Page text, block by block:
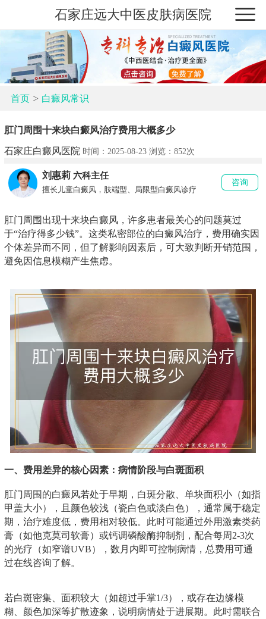
石家庄远大中医皮肤病医院
首页> 白癜风常识
肛门周围十来块白癜风治疗费用大概多少
石家庄白癜风医院 时间：2025-08-23 浏览： 852次
刘惠莉 六科主任
擅长儿童白癜风，肢端型、局限型白癜风诊疗
咨询
肛门周围出现十来块白癜风，许多患者最关心的问题莫过
于“治疗得多少钱”。这类私密部位的白癜风治疗，费用确实因
个体差异而不同，但了解影响因素后，可大致判断开销范围，
避免因信息模糊产生焦虑。
一、费用差异的核心因素：病情阶段与白斑面积
肛门周围的白癜风若处于早期，白斑分散、单块面积小（如指
甲盖大小），且颜色较浅（瓷白色或淡白色），通常属于稳定
期，治疗难度低，费用相对较低。此时可能通过外用激素类药
膏（如他克莫司软膏）或钙调磷酸酶抑制剂，配合每周2-3次
的光疗（如窄谱UVB），数月内即可控制病情，总费用可通
过在线咨询了解。
若白斑密集、面积较大（如超过手掌1/3），或存在边缘模
糊、颜色加深等扩散迹象，说明病情处于进展期。此时需联合